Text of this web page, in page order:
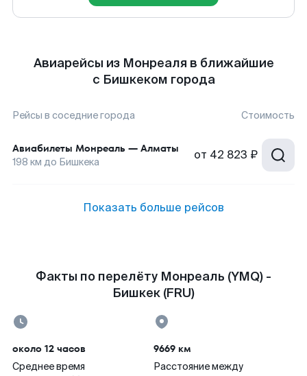
Авиарейсы из Монреаля в ближайшие
с Бишкеком города
Рейсы в соседние города Стоимость
Авиабилеты Монреаль — Алматы
198 км до Бишкека от 42 823 ₽
Показать больше рейсов
Факты по перелёту Монреаль (YMQ) -
Бишкек (FRU)
около 12 часов
Среднее время
9669 км
Расстояние между